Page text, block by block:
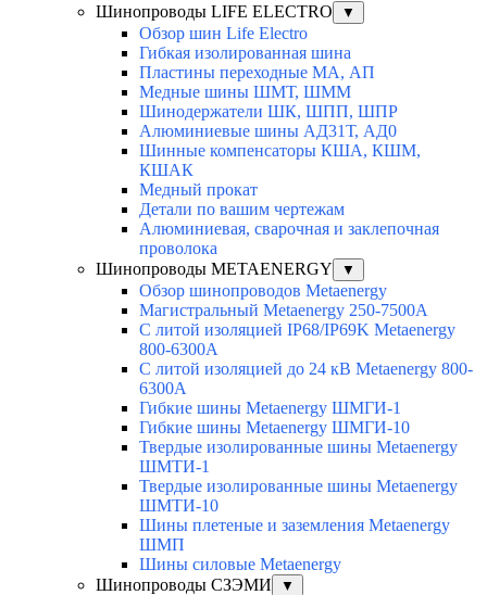
Шинопроводы LIFE ELECTRO ▼
Обзор шин Life Electro
Гибкая изолированная шина
Пластины переходные МА, АП
Медные шины ШМТ, ШММ
Шинодержатели ШК, ШПП, ШПР
Алюминиевые шины АД31Т, АД0
Шинные компенсаторы КША, КШМ,
КШАК
Медный прокат
Детали по вашим чертежам
Алюминиевая, cварочная и заклепочная
проволока
Шинопроводы METAENERGY
▼
Обзор шинопроводов Metaenergy
Магистральный Metaenergy 250-7500A
С литой изоляцией IP68/IP69K Metaenergy
800-6300A
С литой изоляцией до 24 кВ Metaenergy 800-
6300A
Гибкие шины Metaenergy ШМГИ-1
Гибкие шины Metaenergy ШМГИ-10
Твердые изолированные шины Metaenergy
ШМТИ-1
Твердые изолированные шины Metaenergy
ШМТИ-10
Шины плетеные и заземления Metaenergy
ШМП
Шины силовые Metaenergy
Шинопроводы СЗЭМИ
▼